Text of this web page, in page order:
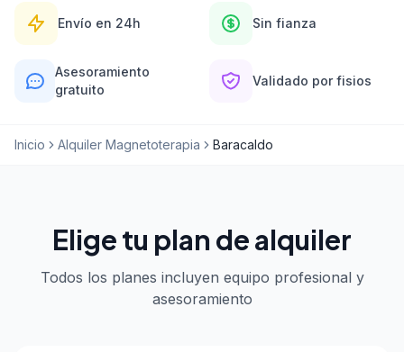
Envío en 24h Sin fianza
Asesoramiento
gratuito
Validado por fisios
Inicio Alquiler Magnetoterapia Baracaldo
Elige tu plan de alquiler
Todos los planes incluyen equipo profesional y
asesoramiento